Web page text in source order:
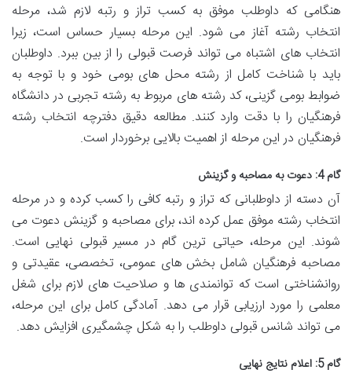
هنگامی که داوطلب موفق به کسب تراز و رتبه لازم شد، مرحله
انتخاب رشته آغاز می شود. این مرحله بسیار حساس است، زیرا
انتخاب های اشتباه می تواند فرصت قبولی را از بین ببرد. داوطلبان
باید با شناخت کامل از رشته محل های بومی خود و با توجه به
ضوابط بومی گزینی، کد رشته های مربوط به رشته تجربی در دانشگاه
فرهنگیان را با دقت وارد کنند. مطالعه دقیق دفترچه انتخاب رشته
فرهنگیان در این مرحله از اهمیت بالایی برخوردار است.
گام 4: دعوت به مصاحبه و گزینش
آن دسته از داوطلبانی که تراز و رتبه کافی را کسب کرده و در مرحله
انتخاب رشته موفق عمل کرده اند، برای مصاحبه و گزینش دعوت می
شوند. این مرحله، حیاتی ترین گام در مسیر قبولی نهایی است.
مصاحبه فرهنگیان شامل بخش های عمومی، تخصصی، عقیدتی و
روانشناختی است که توانمندی ها و صلاحیت های لازم برای شغل
معلمی را مورد ارزیابی قرار می دهد. آمادگی کامل برای این مرحله،
می تواند شانس قبولی داوطلب را به شکل چشمگیری افزایش دهد.
گام 5: اعلام نتایج نهایی